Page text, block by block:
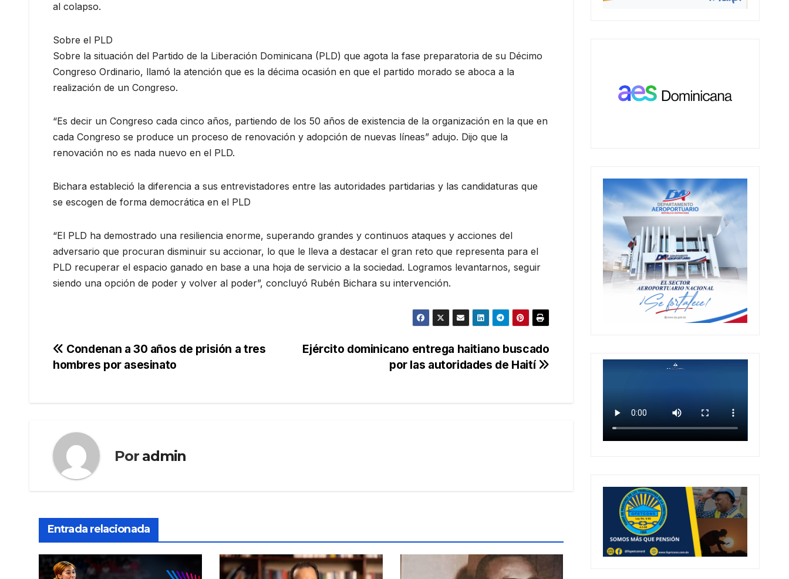
al colapso.
Sobre el PLD
Sobre la situación del Partido de la Liberación Dominicana (PLD) que agota la fase preparatoria de su Décimo
Congreso Ordinario, llamó la atención que es la décima ocasión en que el partido morado se aboca a la
realización de un Congreso.
“Es decir un Congreso cada cinco años, partiendo de los 50 años de existencia de la organización en la que en
cada Congreso se produce un proceso de renovación y adopción de nuevas líneas” adujo. Dijo que la
renovación no es nada nuevo en el PLD.
Bichara estableció la diferencia a sus entrevistadores entre las autoridades partidarias y las candidaturas que
se escogen de forma democrática en el PLD
“El PLD ha demostrado una resiliencia enorme, superando grandes y continuos ataques y acciones del
adversario que procuran disminuir su accionar, lo que le lleva a destacar el gran reto que representa para el
PLD recuperar el espacio ganado en base a una hoja de servicio a la sociedad. Logramos levantarnos, seguir
siendo una opción de poder y volver al poder”, concluyó Rubén Bichara su intervención.
Navegación
Ejército dominicano entrega haitiano buscado
por las autoridades de Haití
Condenan a 30 años de prisión a tres
hombres por asesinato
Por admin
Entrada relacionada